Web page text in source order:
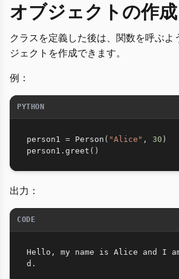
オブジェクトの作
クラスを定義した後は、関数を呼ぶよ
ジェクトを作成できます。
例：
PYTHON
person1 = Person ( "Alice" , 30 )
person1 . greet ( )
出力：
CODE
Hello, my name is Alice and I